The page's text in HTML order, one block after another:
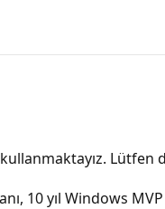
Lütfen
10 yıl Windows